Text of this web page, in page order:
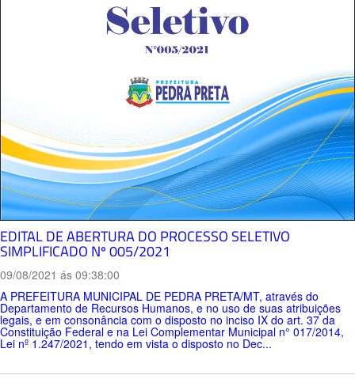
EDITAL DE ABERTURA DO PROCESSO SELETIVO
SIMPLIFICADO Nº 005/2021
09/08/2021 ás 09:38:00
A PREFEITURA MUNICIPAL DE PEDRA PRETA/MT, através do
Departamento de Recursos Humanos, e no uso de suas atribuições
legais, e em consonância com o disposto no inciso IX do art. 37 da
Constituição Federal e na Lei Complementar Municipal n° 017/2014,
Lei nº 1.247/2021, tendo em vista o disposto no Dec...